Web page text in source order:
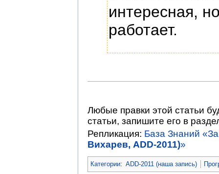
интересная,
работает.
Любые правки этой статьи
статьи, запишите его в
Репликация: База Знаний
Вихарев, ADD-2011)»
Категории: ADD-2011 (наша запись)